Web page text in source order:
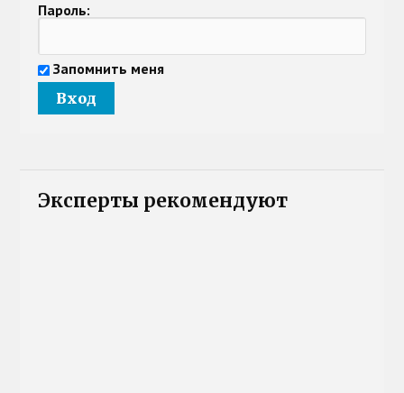
Пароль:
Запомнить меня
Эксперты рекомендуют